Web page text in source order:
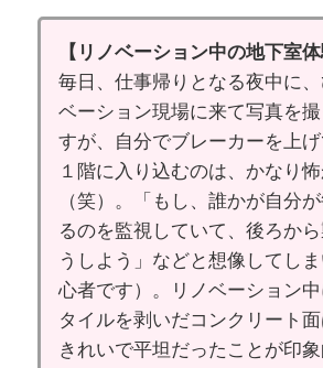
【リノベーション中の地下室体
毎日、仕事帰りとなる夜中に
ベーション現場に来て写真を
すが、自分でブレーカーを上
１階に入り込むのは、かなり
（笑）。「もし、誰かが自分
るのを監視していて、後ろか
うしよう」などと想像してし
心者です）。リノベーション
タイルを剥いだコンクリート
きれいで平坦だったことが印